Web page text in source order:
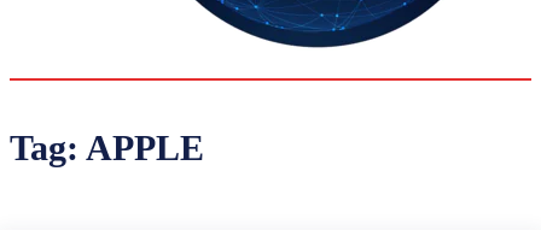
Tag: APPLE